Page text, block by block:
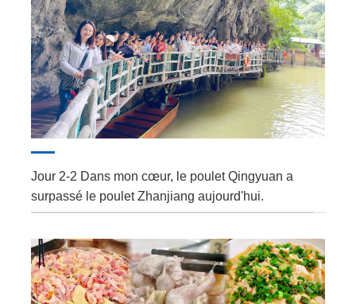
Jour 2-2 Dans mon cœur, le poulet Qingyuan a
surpassé le poulet Zhanjiang aujourd'hui.